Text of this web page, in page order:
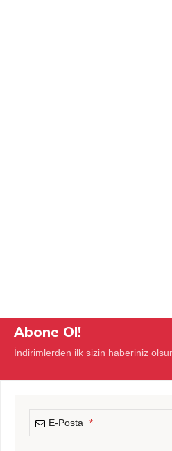
Abone Ol!
İndirimlerden ilk sizin haberiniz
E-Posta *